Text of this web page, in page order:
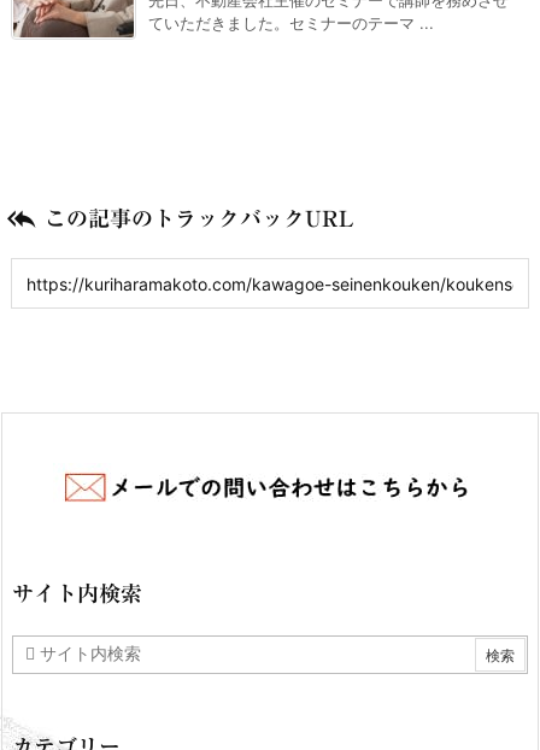
ていただきました。セミナーのテーマ ...
 この記事のトラックバックURL
サイト内検索